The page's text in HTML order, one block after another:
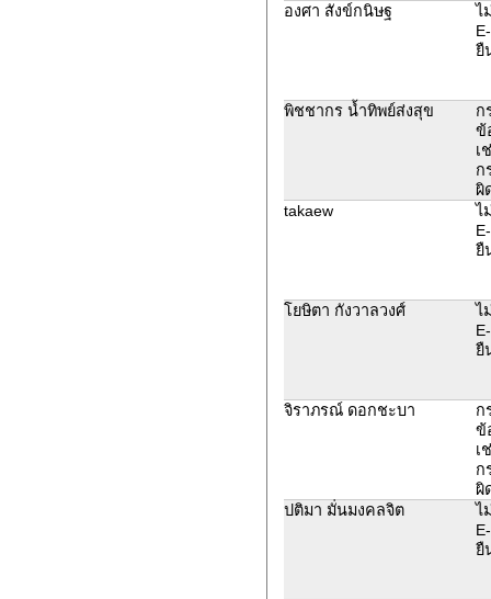
องศา สังข์กนิษฐ
ไ
ยื
พิชชากร น้ำทิพย์ส่งสุข
ก
ข้
เ
ก
ผิ
takaew
ไ
ยื
โยษิตา กังวาลวงศ์
ไ
ยื
จิราภรณ์ ดอกชะบา
ก
ข้
เ
ก
ผิ
ปติมา มั่นมงคลจิต
ไ
ยื